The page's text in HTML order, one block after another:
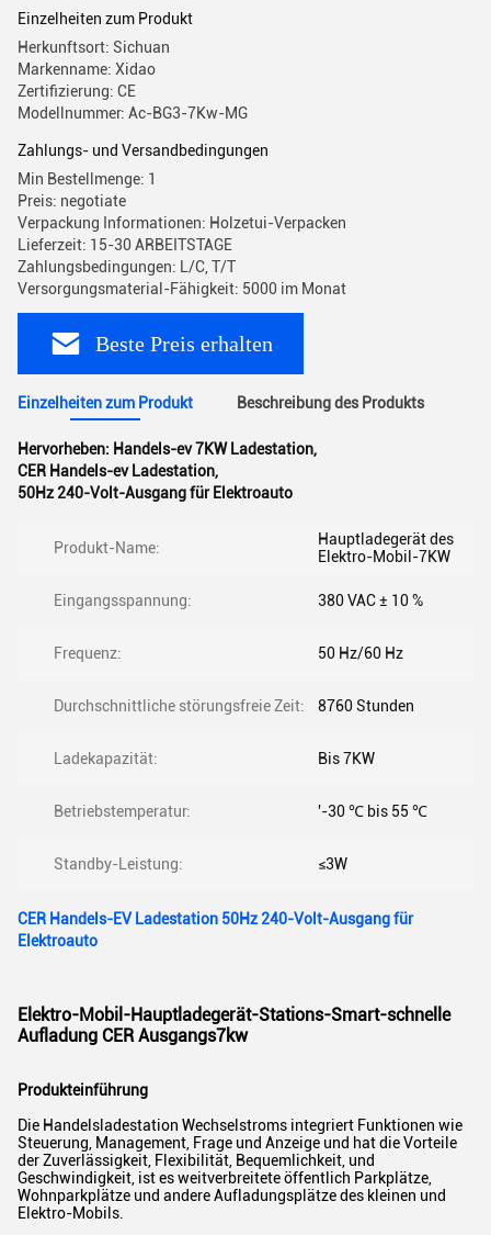
Einzelheiten zum Produkt
Herkunftsort: Sichuan
Markenname: Xidao
Zertifizierung: CE
Modellnummer: Ac-BG3-7Kw-MG
Zahlungs- und Versandbedingungen
Min Bestellmenge: 1
Preis: negotiate
Verpackung Informationen: Holzetui-Verpacken
Lieferzeit: 15-30 ARBEITSTAGE
Zahlungsbedingungen: L/C, T/T
Versorgungsmaterial-Fähigkeit: 5000 im Monat
Beste Preis erhalten
Einzelheiten zum Produkt Beschreibung des Produkts
Hervorheben: Handels-ev 7KW Ladestation,
CER Handels-ev Ladestation,
50Hz 240-Volt-Ausgang für Elektroauto
Produkt-Name:
Hauptladegerät des
Elektro-Mobil-7KW
Eingangsspannung: 380 VAC ± 10 %
Frequenz: 50 Hz/60 Hz
Durchschnittliche störungsfreie Zeit: 8760 Stunden
Ladekapazität: Bis 7KW
Betriebstemperatur: '-30 ℃ bis 55 ℃
Standby-Leistung: ≤3W
CER Handels-EV Ladestation 50Hz 240-Volt-Ausgang für
Elektroauto
Elektro-Mobil-Hauptladegerät-Stations-Smart-schnelle
Aufladung CER Ausgangs7kw
Produkteinführung
Die Handelsladestation Wechselstroms integriert Funktionen wie
Steuerung, Management, Frage und Anzeige und hat die Vorteile
der Zuverlässigkeit, Flexibilität, Bequemlichkeit, und
Geschwindigkeit, ist es weitverbreitete öffentlich Parkplätze,
Wohnparkplätze und andere Aufladungsplätze des kleinen und
Elektro-Mobils.